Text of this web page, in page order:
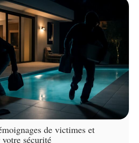
de victimes et
sécurité